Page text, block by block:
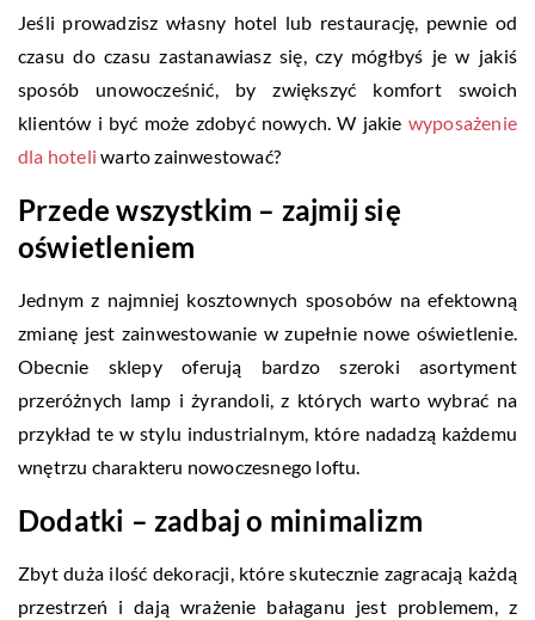
Jeśli prowadzisz własny hotel lub restaurację, pewnie od
czasu do czasu zastanawiasz się, czy mógłbyś je w jakiś
sposób unowocześnić, by zwiększyć komfort swoich
klientów i być może zdobyć nowych. W jakie wyposażenie
dla hoteli warto zainwestować?
Przede wszystkim – zajmij się
oświetleniem
Jednym z najmniej kosztownych sposobów na efektowną
zmianę jest zainwestowanie w zupełnie nowe oświetlenie.
Obecnie sklepy oferują bardzo szeroki asortyment
przeróżnych lamp i żyrandoli, z których warto wybrać na
przykład te w stylu industrialnym, które nadadzą każdemu
wnętrzu charakteru nowoczesnego loftu.
Dodatki – zadbaj o minimalizm
Zbyt duża ilość dekoracji, które skutecznie zagracają każdą
przestrzeń i dają wrażenie bałaganu jest problemem, z